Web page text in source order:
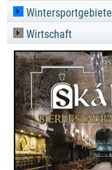
Wintersportgebiete
Wirtschaft